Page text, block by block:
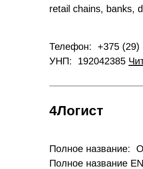
retail chains, banks,
Телефон: +375 (29)
УНП: 192042385
4Логист
Полное название:
Полное название